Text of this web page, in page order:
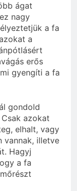
ágat
nagy
a fa
a
erős
gyengíti a fa
gondold
azokat
elhalt, vagy
vannak, illetve
Hagyj
a fa